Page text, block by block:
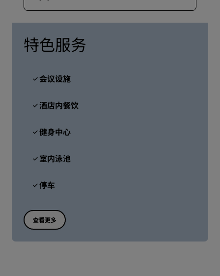
特色服务
会议设施
酒店内餐饮
健身中心
室内泳池
停车
查看更多